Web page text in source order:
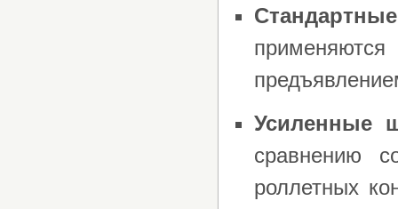
применяются
Усиленные
сравнению
роллетных